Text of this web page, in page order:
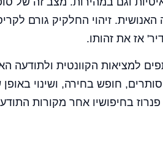
זיהוי החלקיק גורם
אז את זהותו.
למציאות הקוונטית ולתודעה
חופש בחירה, ושינוי באופן
בחיפושיו אחר מקורות